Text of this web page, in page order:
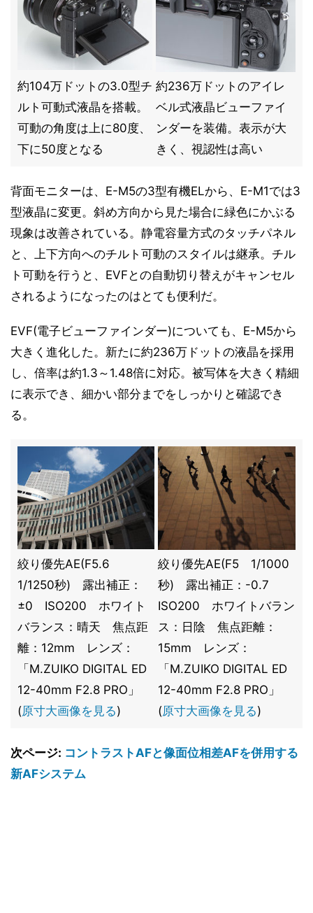
約104万ドットの3.0型チ
ルト可動式液晶を搭載。
可動の角度は上に80度、
下に50度となる
約236万ドットのアイレ
ベル式液晶ビューファイ
ンダーを装備。表示が大
きく、視認性は高い
背面モニターは、E-M5の3型有機ELから、E-M1では3
型液晶に変更。斜め方向から見た場合に緑色にかぶる
現象は改善されている。静電容量方式のタッチパネル
と、上下方向へのチルト可動のスタイルは継承。チル
ト可動を行うと、EVFとの自動切り替えがキャンセル
されるようになったのはとても便利だ。
EVF(電子ビューファインダー)についても、E-M5から
大きく進化した。新たに約236万ドットの液晶を採用
し、倍率は約1.3～1.48倍に対応。被写体を大きく精細
に表示でき、細かい部分までをしっかりと確認でき
る。
絞り優先AE(F5.6
1/1250秒) 露出補正：
±0 ISO200 ホワイト
バランス：晴天 焦点距
離：12mm レンズ：
「M.ZUIKO DIGITAL ED
12-40mm F2.8 PRO」
(原寸大画像を見る)
絞り優先AE(F5 1/1000
秒) 露出補正：-0.7
ISO200 ホワイトバラン
ス：日陰 焦点距離：
15mm レンズ：
「M.ZUIKO DIGITAL ED
12-40mm F2.8 PRO」
(原寸大画像を見る)
次ページ: コントラストAFと像面位相差AFを併用する
新AFシステム